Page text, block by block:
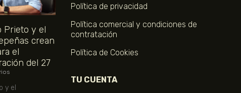
Prieto y el
crean
el
del 27
y el
Política de privacidad
Política comercial y condiciones de
contratación
Política de Cookies
TU CUENTA